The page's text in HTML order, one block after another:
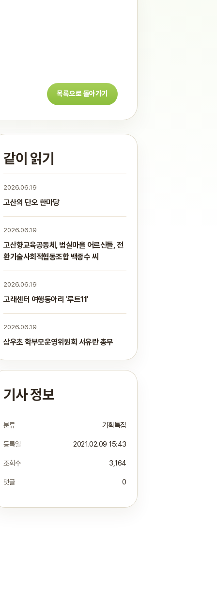
목록으로 돌아가기
같이 읽기
2026.06.19
고산의 단오 한마당
2026.06.19
고산향교육공동체, 범실마을 어르신들, 전
환기술사회적협동조합 백종수 씨
2026.06.19
고래센터 여행동아리 '루트11'
2026.06.19
삼우초 학부모운영위원회 서유란 총무
기사 정보
분류 기획특집
등록일 2021.02.09 15:43
조회수 3,164
댓글 0